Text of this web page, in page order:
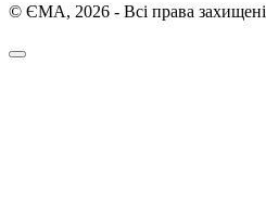
© ЄМА, 2026 - Всі права захищені